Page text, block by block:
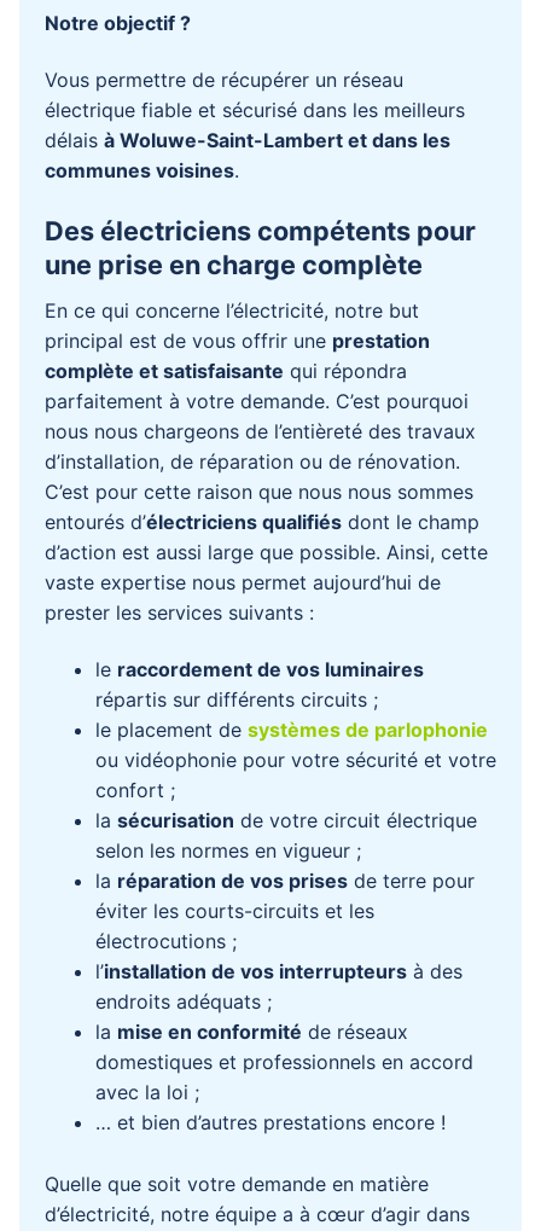
Notre objectif ?
Vous permettre de récupérer un réseau
électrique fiable et sécurisé dans les meilleurs
délais à Woluwe-Saint-Lambert et dans les
communes voisines.
Des électriciens compétents pour
une prise en charge complète
En ce qui concerne l’électricité, notre but
principal est de vous offrir une prestation
complète et satisfaisante qui répondra
parfaitement à votre demande. C’est pourquoi
nous nous chargeons de l’entièreté des travaux
d’installation, de réparation ou de rénovation.
C’est pour cette raison que nous nous sommes
entourés d’électriciens qualifiésdont le champ
d’action est aussi large que possible. Ainsi, cette
vaste expertise nous permet aujourd’hui de
prester les services suivants :
le raccordement de vos luminaires
répartis sur différents circuits ;
le placement de systèmes de parlophonie
ou vidéophonie pour votre sécurité et votre
confort ;
la sécurisation de votre circuit électrique
selon les normes en vigueur ;
la réparation de vos prisesde terre pour
éviter les courts-circuits et les
électrocutions ;
l’installation de vos interrupteursà des
endroits adéquats ;
la mise en conformité de réseaux
domestiques et professionnels en accord
avec la loi ;
… et bien d’autres prestations encore !
Quelle que soit votre demande en matière
d’électricité, notre équipe a à cœur d’agir dans